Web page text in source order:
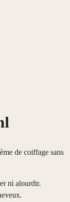
de coiffage sans
ni alourdir.